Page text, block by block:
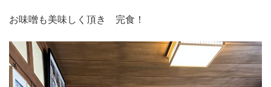
お味噌も美味しく頂き 完食！